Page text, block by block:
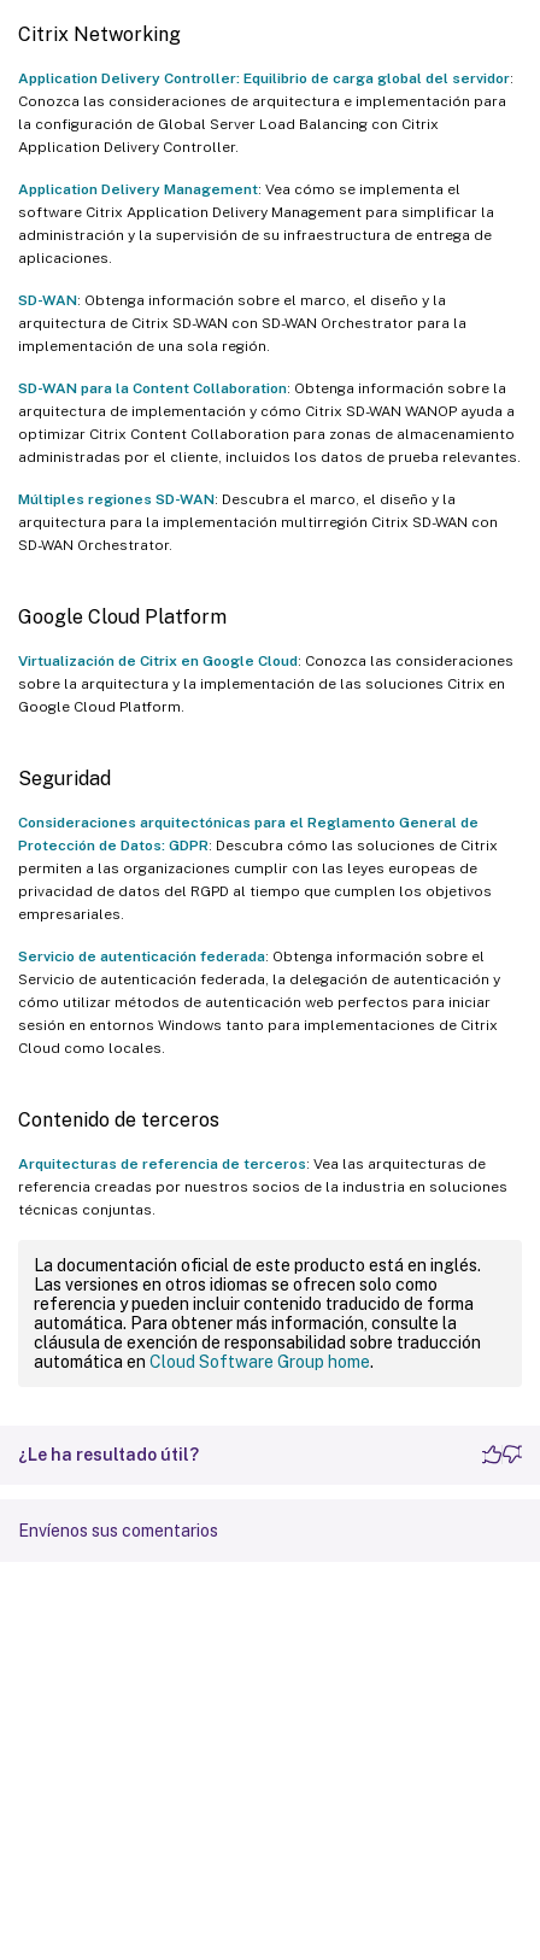
Citrix Networking
Application Delivery Controller: Equilibrio de carga global del servidor:
Conozca las consideraciones de arquitectura e implementación para
la configuración de Global Server Load Balancing con Citrix
Application Delivery Controller.
Application Delivery Management: Vea cómo se implementa el
software Citrix Application Delivery Management para simplificar la
administración y la supervisión de su infraestructura de entrega de
aplicaciones.
SD-WAN: Obtenga información sobre el marco, el diseño y la
arquitectura de Citrix SD-WAN con SD-WAN Orchestrator para la
implementación de una sola región.
SD-WAN para la Content Collaboration: Obtenga información sobre la
arquitectura de implementación y cómo Citrix SD-WAN WANOP ayuda a
optimizar Citrix Content Collaboration para zonas de almacenamiento
administradas por el cliente, incluidos los datos de prueba relevantes.
Múltiples regiones SD-WAN: Descubra el marco, el diseño y la
arquitectura para la implementación multirregión Citrix SD-WAN con
SD-WAN Orchestrator.
Google Cloud Platform
Virtualización de Citrix en Google Cloud: Conozca las consideraciones
sobre la arquitectura y la implementación de las soluciones Citrix en
Google Cloud Platform.
Seguridad
Consideraciones arquitectónicas para el Reglamento General de
Protección de Datos: GDPR: Descubra cómo las soluciones de Citrix
permiten a las organizaciones cumplir con las leyes europeas de
privacidad de datos del RGPD al tiempo que cumplen los objetivos
empresariales.
Servicio de autenticación federada: Obtenga información sobre el
Servicio de autenticación federada, la delegación de autenticación y
cómo utilizar métodos de autenticación web perfectos para iniciar
sesión en entornos Windows tanto para implementaciones de Citrix
Cloud como locales.
Contenido de terceros
Arquitecturas de referencia de terceros: Vea las arquitecturas de
referencia creadas por nuestros socios de la industria en soluciones
técnicas conjuntas.
La documentación oficial de este producto está en inglés.
Las versiones en otros idiomas se ofrecen solo como
referencia y pueden incluir contenido traducido de forma
automática. Para obtener más información, consulte la
cláusula de exención de responsabilidad sobre traducción
automática en Cloud Software Group home.
¿Le ha resultado útil?
Envíenos sus comentarios